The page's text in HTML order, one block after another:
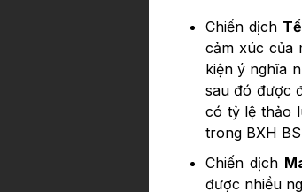
Chiến dịch
cảm xúc của
kiện ý nghĩa
sau đó được
có tỷ lệ thảo
trong BXH
Chiến dịch
được nhiều